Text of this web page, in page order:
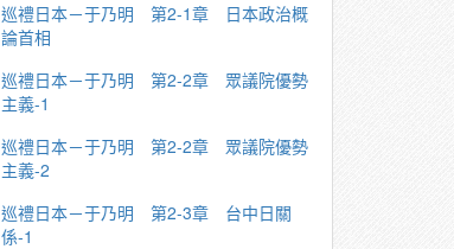
巡禮日本－于乃明 第2-1章 日本政治概
論首相
巡禮日本－于乃明 第2-2章 眾議院優勢
主義-1
巡禮日本－于乃明 第2-2章 眾議院優勢
主義-2
巡禮日本－于乃明 第2-3章 台中日關
係-1